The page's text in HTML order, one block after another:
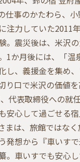
仕事のかたわら、
注力していた2011
。震災後は、米沢
1か月後には、「温
し、義援金を集め
り口で米沢の価値
代表取締役への就
安心して過ごせる
まは、旅館ではな
発想から『車いす
。車いすでも安心